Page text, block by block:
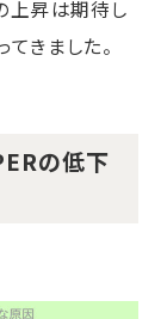
上昇は期待し
きました。
の低下